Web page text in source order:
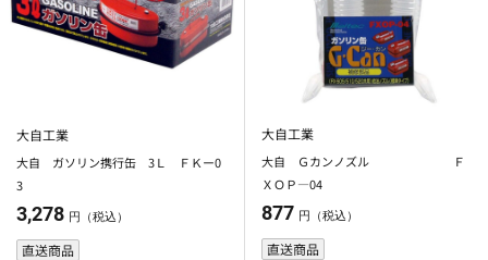
大自工業
大自 ガソリン携行缶 3Ｌ ＦＫー0
3
3,278 円（税込）
直送商品
大自工業
大自 Ｇカンノズル Ｆ
ＸＯＰ―04
877 円（税込）
直送商品